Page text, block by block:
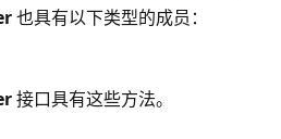
也具有以下类型的成员：
接口具有这些方法。